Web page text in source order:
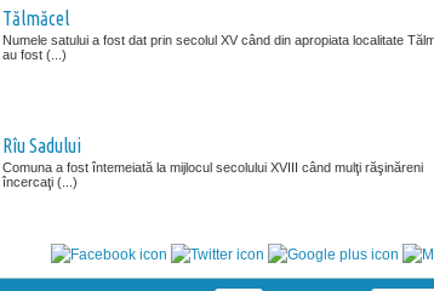
Tălmăcel
Numele satului a fost dat prin secolul XV când din apropiata localitate
au fost (...)
Rîu Sadului
Comuna a fost întemeiată la mijlocul secolului XVIII când mulţi răşinăreni
încercaţi (...)